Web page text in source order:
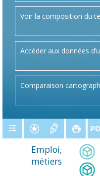
Voir la composition du
Accéder aux données
Comparaison
Emploi,
métiers